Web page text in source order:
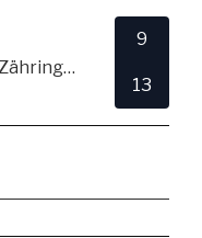
TSV Alemannia Freiburg-Zähringen
9
13